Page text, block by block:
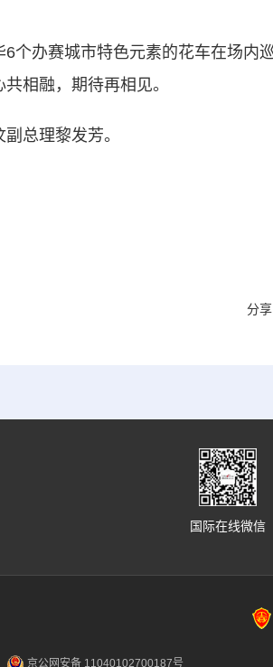
办赛城市特色元素的花车在场内
相融，期待再相见。
总理黎发芳。
分享
国际在线微信
京公网安备 11040102700187号